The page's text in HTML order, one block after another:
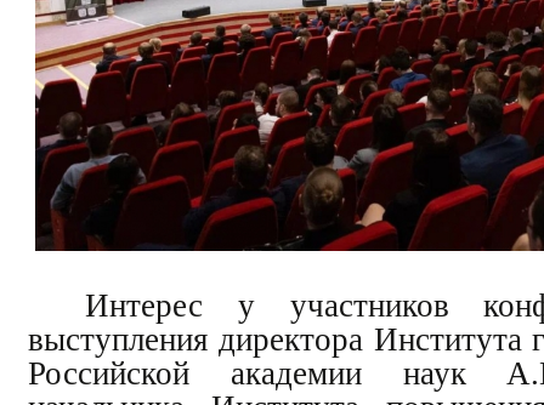
Интерес у участников
выступления директора Института
Российской академии наук